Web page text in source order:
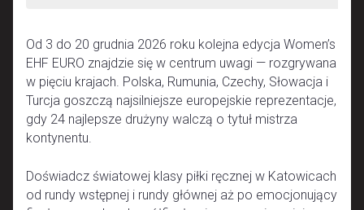
Od 3 do 20 grudnia 2026 roku kolejna edycja Women’s
EHF EURO znajdzie się w centrum uwagi — rozgrywana
w pięciu krajach. Polska, Rumunia, Czechy, Słowacja i
Turcja goszczą najsilniejsze europejskie reprezentacje,
gdy 24 najlepsze drużyny walczą o tytuł mistrza
kontynentu.
Doświadcz światowej klasy piłki ręcznej w Katowicach
od rundy wstępnej i rundy głównej aż po emocjonujący